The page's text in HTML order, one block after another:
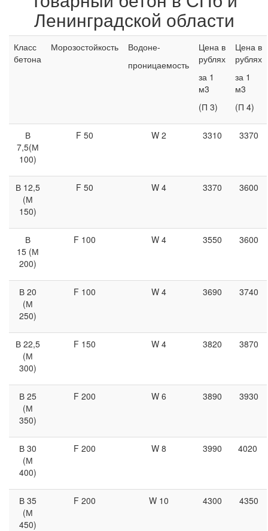
Ленинградской области
Класс
бетона
Морозостойкость
Водоне-
проницаемость
Цена в
рублях
за 1
м3
(П 3)
Цена в
рублях
за 1
м3
(П 4)
В
7,5(М
100)
F 50 W 2 3310 3370
В 12,5
(М
150)
F 50 W 4 3370 3600
В
15 (М
200)
F 100 W 4 3550 3600
В 20
(М
250)
F 100 W 4 3690 3740
В 22,5
(М
300)
F 150 W 4 3820 3870
В 25
(М
350)
F 200 W 6 3890 3930
В 30
(М
400)
F 200 W 8 3990 4020
В 35
(М
450)
F 200 W 10 4300 4350